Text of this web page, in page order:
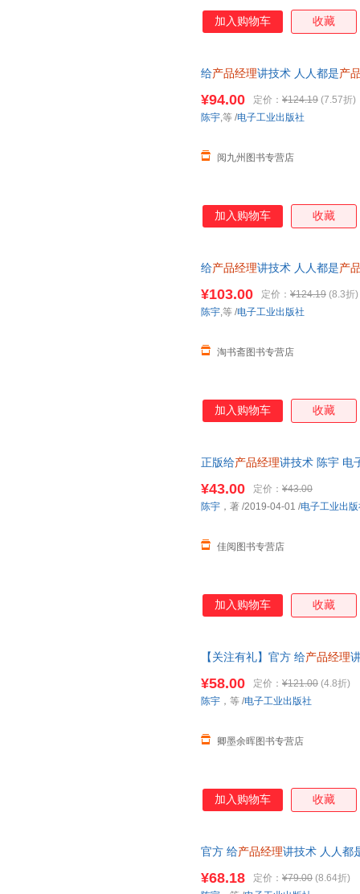
加入购物车 收藏
给产品经理讲技术 人人都是产
¥94.00 定价： ¥124.19 (7.57折)
阅九州图书专营店
陈宇,等 /电子工业出版社
加入购物车 收藏
给产品经理讲技术 人人都是产
¥103.00 定价： ¥124.19 (8.3折)
淘书斋图书专营店
陈宇,等 /电子工业出版社
加入购物车 收藏
正版给产品经理讲技术 陈宇 电
¥43.00 定价： ¥43.00
佳阅图书专营店
陈宇 ，著 /2019-04-01 /电子工业出
加入购物车 收藏
【关注有礼】官方 给产品经理
¥58.00 定价： ¥121.00 (4.8折)
卿墨余晖图书专营店
陈宇 ，等 /电子工业出版社
加入购物车 收藏
官方 给产品经理讲技术 人人都
下单，本店所有商品均可开票】
¥68.18 定价： ¥79.00 (8.64折)